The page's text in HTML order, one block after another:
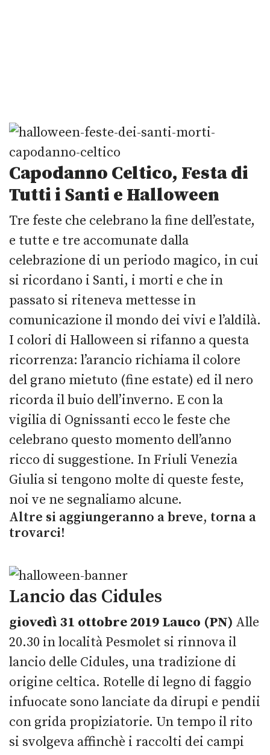
Capodanno Celtico, Festa di
Tutti i Santi e Halloween
Tre feste che celebrano la fine dell’estate,
e tutte e tre accomunate dalla
celebrazione di un periodo magico, in cui
si ricordano i Santi, i morti e che in
passato si riteneva mettesse in
comunicazione il mondo dei vivi e l’aldilà.
I colori di Halloween si rifanno a questa
ricorrenza: l’arancio richiama il colore
del grano mietuto (fine estate) ed il nero
ricorda il buio dell’inverno. E con la
vigilia di Ognissanti ecco le feste che
celebrano questo momento dell’anno
ricco di suggestione. In Friuli Venezia
Giulia si tengono molte di queste feste,
noi ve ne segnaliamo alcune.
Altre si aggiungeranno a breve, torna a
trovarci!
Lancio das Cidules
giovedì 31 ottobre 2019 Lauco (PN) Alle
20.30 in località Pesmolet si rinnova il
lancio delle Cidules, una tradizione di
origine celtica. Rotelle di legno di faggio
infuocate sono lanciate da dirupi e pendii
con grida propiziatorie. Un tempo il rito
si svolgeva affinchè i raccolti dei campi